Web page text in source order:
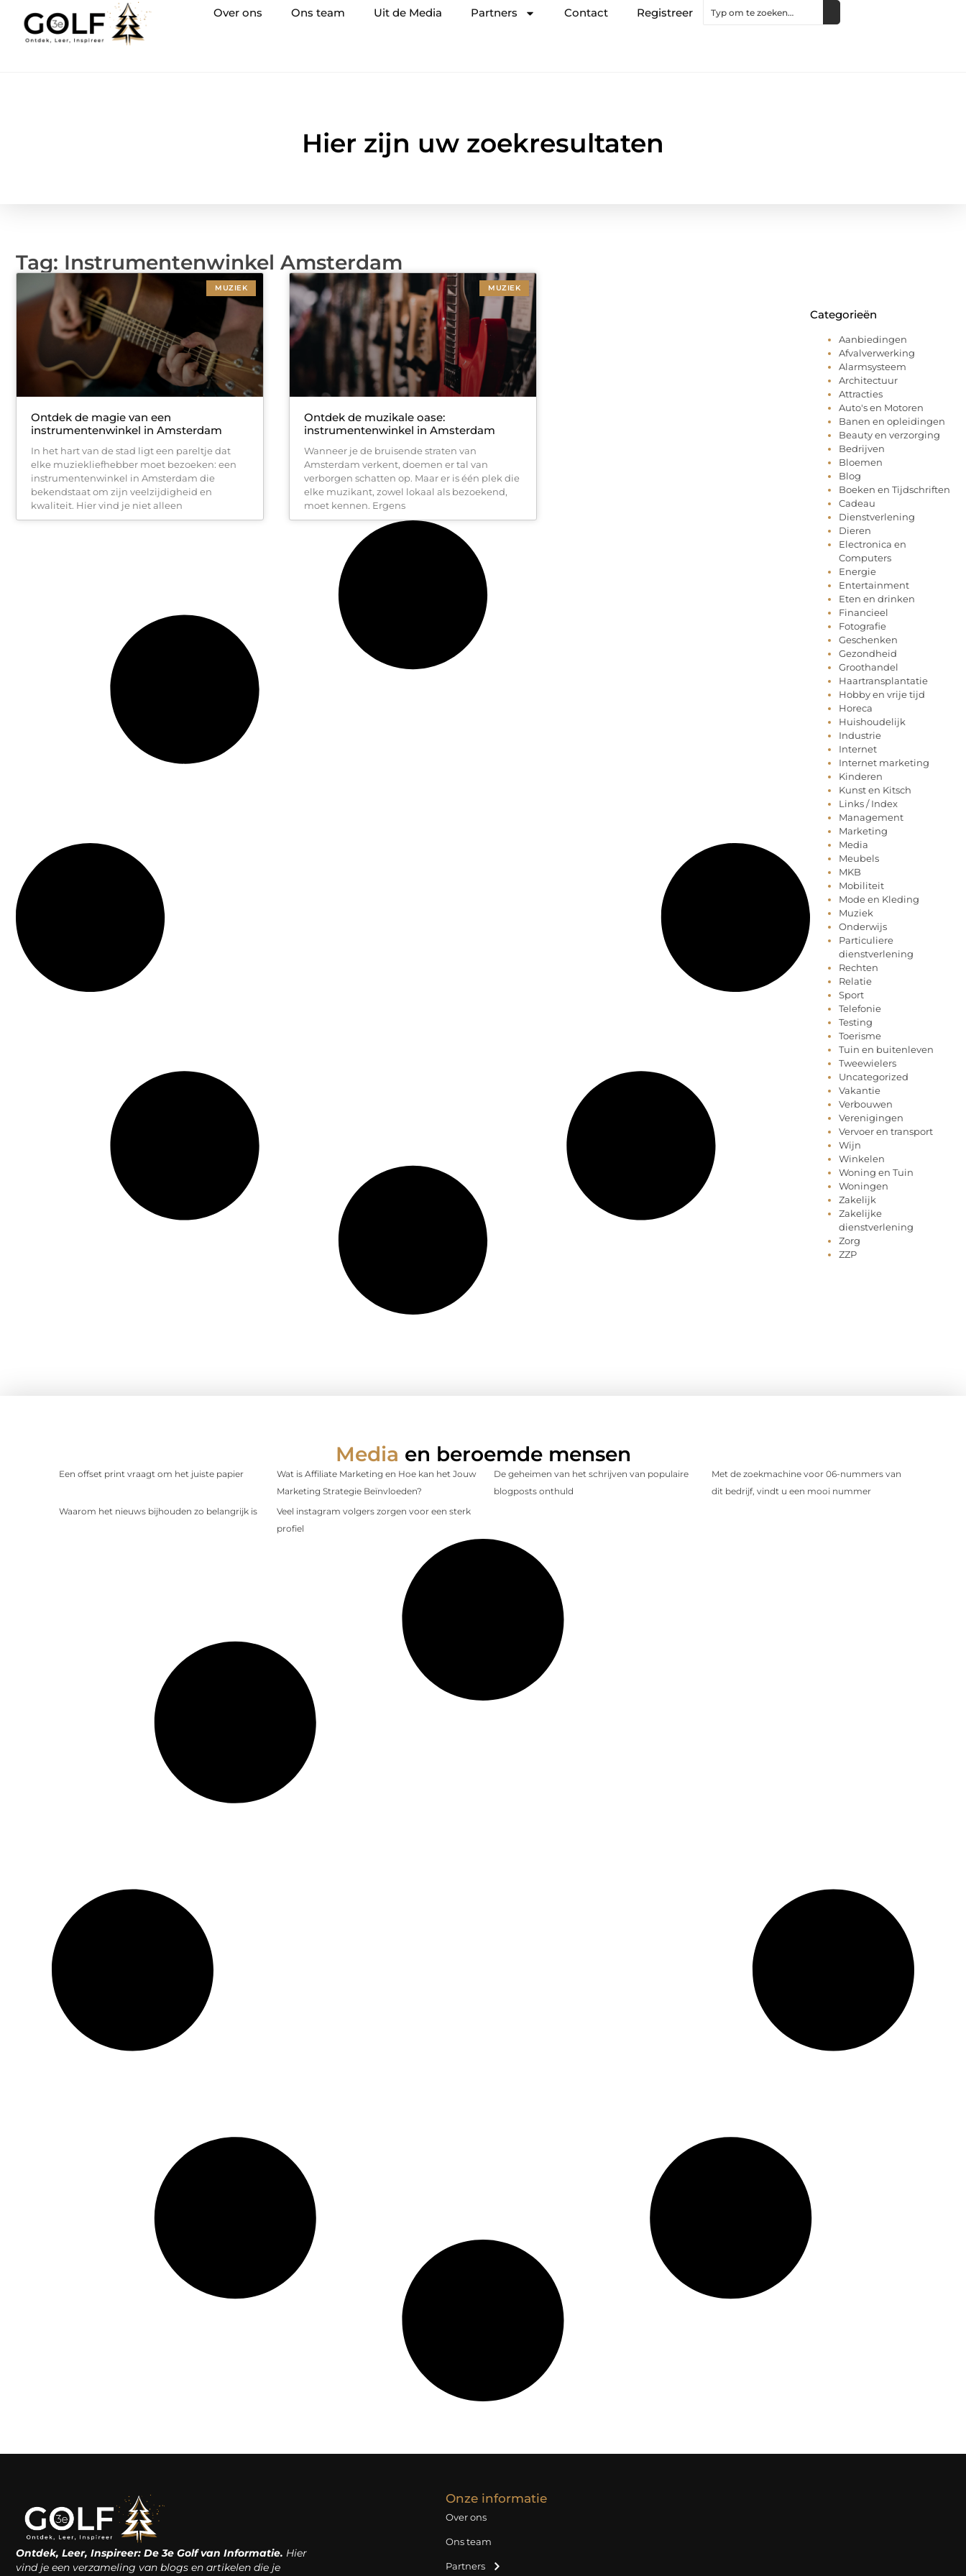
Over ons Ons team Uit de Media Partners Contact Registreer
Hier zijn uw zoekresultaten
Tag: Instrumentenwinkel Amsterdam
MUZIEK
Ontdek de magie van een
instrumentenwinkel in Amsterdam
In het hart van de stad ligt een pareltje dat
elke muziekliefhebber moet bezoeken: een
instrumentenwinkel in Amsterdam die
bekendstaat om zijn veelzijdigheid en
kwaliteit. Hier vind je niet alleen
MUZIEK
Ontdek de muzikale oase:
instrumentenwinkel in Amsterdam
Wanneer je de bruisende straten van
Amsterdam verkent, doemen er tal van
verborgen schatten op. Maar er is één plek die
elke muzikant, zowel lokaal als bezoekend,
moet kennen. Ergens
Categorieën
Aanbiedingen
Afvalverwerking
Alarmsysteem
Architectuur
Attracties
Auto's en Motoren
Banen en opleidingen
Beauty en verzorging
Bedrijven
Bloemen
Blog
Boeken en Tijdschriften
Cadeau
Dienstverlening
Dieren
Electronica en
Computers
Energie
Entertainment
Eten en drinken
Financieel
Fotografie
Geschenken
Gezondheid
Groothandel
Haartransplantatie
Hobby en vrije tijd
Horeca
Huishoudelijk
Industrie
Internet
Internet marketing
Kinderen
Kunst en Kitsch
Links / Index
Management
Marketing
Media
Meubels
MKB
Mobiliteit
Mode en Kleding
Muziek
Onderwijs
Particuliere
dienstverlening
Rechten
Relatie
Sport
Telefonie
Testing
Toerisme
Tuin en buitenleven
Tweewielers
Uncategorized
Vakantie
Verbouwen
Verenigingen
Vervoer en transport
Wijn
Winkelen
Woning en Tuin
Woningen
Zakelijk
Zakelijke
dienstverlening
Zorg
ZZP
Media en beroemde mensen
Een offset print vraagt om het juiste papier
Wat is Affiliate Marketing en Hoe kan het Jouw
Marketing Strategie Beïnvloeden?
De geheimen van het schrijven van populaire
blogposts onthuld
Met de zoekmachine voor 06-nummers van
dit bedrijf, vindt u een mooi nummer
Waarom het nieuws bijhouden zo belangrijk is
Veel instagram volgers zorgen voor een sterk
profiel
Ontdek, Leer, Inspireer: De 3e Golf van Informatie. Hier
vind je een verzameling van blogs en artikelen die je
Onze informatie
Over ons
Ons team
Partners